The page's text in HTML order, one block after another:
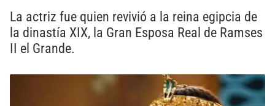
La actriz fue quien revivió a la reina egipcia de
la dinastía XIX, la Gran Esposa Real de Ramses
II el Grande.